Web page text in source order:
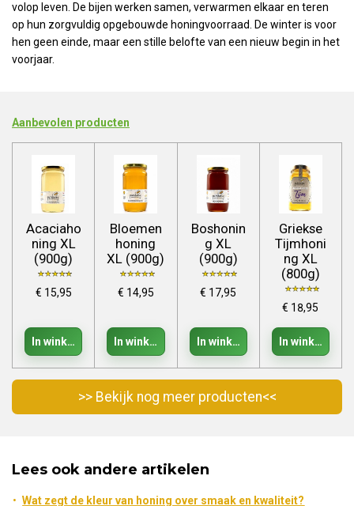
volop leven. De bijen werken samen, verwarmen elkaar en teren
op hun zorgvuldig opgebouwde honingvoorraad. De winter is voor
hen geen einde, maar een stille belofte van een nieuw begin in het
voorjaar.
Aanbevolen producten
Acaciaho
ning XL
(900g)
€ 15,95
In winkelwagen
Bloemen
honing
XL (900g)
€ 14,95
In winkelwagen
Boshonin
g XL
(900g)
€ 17,95
In winkelwagen
Griekse
Tijmhoni
ng XL
(800g)
€ 18,95
In
>> Bekijk nog meer producten<<
Lees ook andere artikelen
Wat zegt de kleur van honing over smaak en kwaliteit?